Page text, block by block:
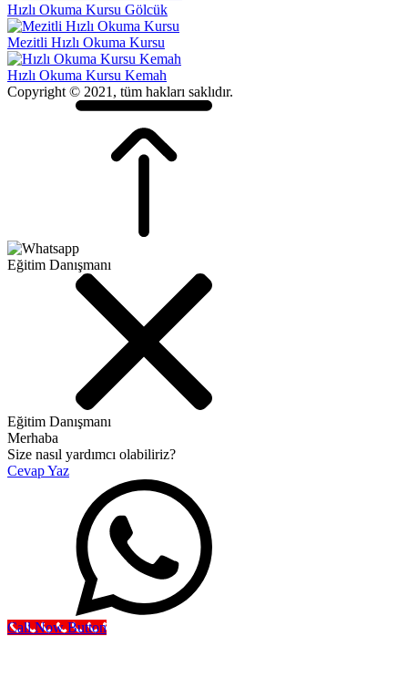
Hızlı Okuma Kursu Gölcük
Mezitli Hızlı Okuma Kursu
Hızlı Okuma Kursu Kemah
Copyright © 2021, tüm hakları saklıdır.
Eğitim Danışmanı
Eğitim Danışmanı
Merhaba
Size nasıl yardımcı olabiliriz?
Cevap Yaz
Call Now Button